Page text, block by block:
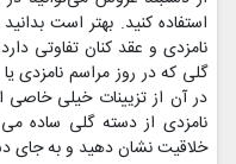
استفاده کنید. بهتر است
نامزدی و عقد کنان تفاوتی
گلی که در روز مراسم نامزدی
در آن از تزیینات خیلی خاصی
نامزدی از دسته گلی ساده
خلاقیت نشان دهید و به جای